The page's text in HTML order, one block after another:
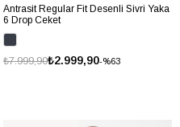
Antrasit Regular Fit Desenli Sivri Yaka
6 Drop Ceket
%63
₺2.999,90
₺7.999,90